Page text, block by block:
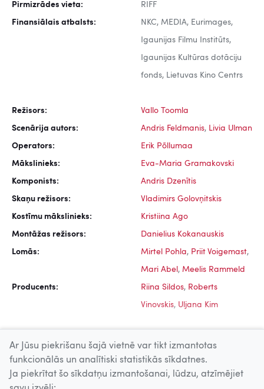
Pirmizrādes vieta: RIFF
Finansiālais atbalsts: NKC, MEDIA, Eurimages,
Igaunijas Filmu Institūts,
Igaunijas Kultūras dotāciju
fonds, Lietuvas Kino Centrs
Režisors: Vallo Toomla
Scenārija autors: Andris Feldmanis, Livia Ulman
Operators: Erik Põllumaa
Mākslinieks: Eva-Maria Gramakovski
Komponists: Andris Dzenītis
Skaņu režisors: Vladimirs Golovņitskis
Kostīmu mākslinieks: Kristiina Ago
Montāžas režisors: Danielius Kokanauskis
Lomās: Mirtel Pohla, Priit Voigemast,
Mari Abel , Meelis Rammeld
Producents: Riina Sildos, Roberts
Vinovskis, Uljana Kim
Uz augšu
Ar Jūsu piekrišanu šajā vietnē var tikt izmantotas
funkcionālās un analītiski statistikās sīkdatnes.
Ja piekrītat šo sīkdatņu izmantošanai, lūdzu, atzīmējiet